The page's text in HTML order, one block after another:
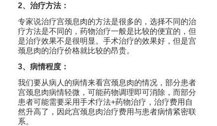
2、治疗方法：
专家说治疗宫颈息肉的方法是很多的，选择不同的治
疗方法是不同的，药物治疗一般是比较的便宜的，但
是治疗效果不是很明显。手术治疗的效果好，但是宫
颈息肉的治疗价格就比较的昂贵。
3、病情程度：
我们要从病人的病情来看宫颈息肉的情况，部分患者
宫颈息肉病情轻微，可能药物调理即可消除，而部分
患者可能需要采用手术疗法+药物治疗，治疗费用自
然升高了，因此宫颈息肉治疗费用与患者病情紧密联
系。